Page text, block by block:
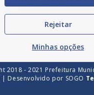
2018 - 2021 Prefeitura
| Desenvolvido por SOGO
Rejeitar
Minhas opções